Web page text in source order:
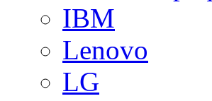
IBM
Lenovo
LG